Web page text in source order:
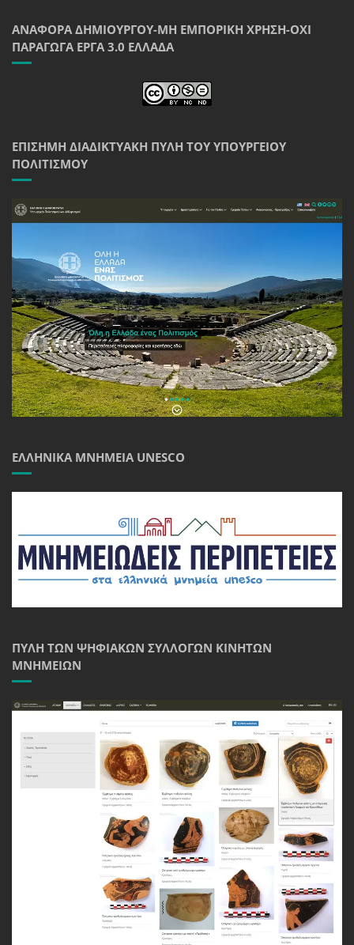
ΑΝΑΦΟΡΆ ΔΗΜΙΟΥΡΓΟΎ-ΜΗ ΕΜΠΟΡΙΚΉ ΧΡΉΣΗ-ΌΧΙ
ΠΑΡΆΓΩΓΑ ΈΡΓΑ 3.0 ΕΛΛΆΔΑ
ΕΠΊΣΗΜΗ ΔΙΑΔΙΚΤΥΑΚΉ ΠΎΛΗ ΤΟΥ ΥΠΟΥΡΓΕΊΟΥ
ΠΟΛΙΤΙΣΜΟΎ
ΕΛΛΗΝΙΚΆ ΜΝΗΜΕΊΑ UNESCO
ΠΎΛΗ ΤΩΝ ΨΗΦΙΑΚΏΝ ΣΥΛΛΟΓΏΝ ΚΙΝΗΤΏΝ
ΜΝΗΜΕΊΩΝ